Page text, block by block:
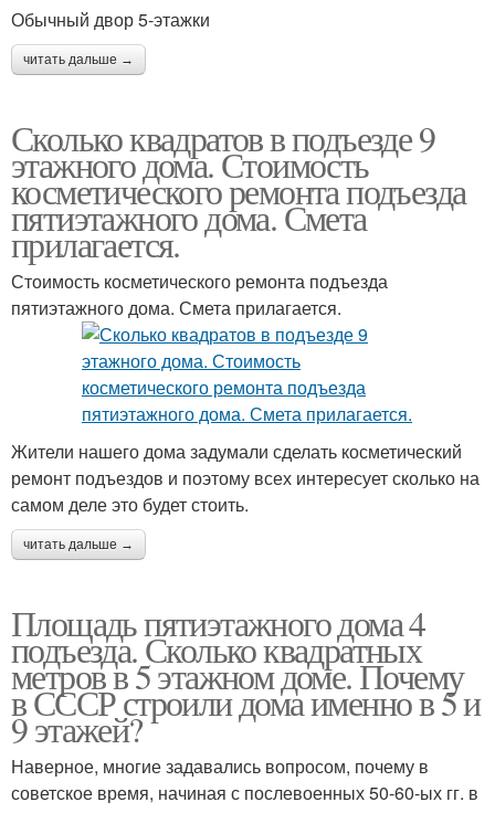
Обычный двор 5-этажки
читать дальше →
Сколько квадратов в подъезде 9
этажного дома. Стоимость
косметического ремонта подъезда
пятиэтажного дома. Смета
прилагается.
Стоимость косметического ремонта подъезда
пятиэтажного дома. Смета прилагается.
Жители нашего дома задумали сделать косметический
ремонт подъездов и поэтому всех интересует сколько на
самом деле это будет стоить.
читать дальше →
Площадь пятиэтажного дома 4
подъезда. Сколько квадратных
метров в 5 этажном доме. Почему
в СССР строили дома именно в 5 и
9 этажей?
Наверное, многие задавались вопросом, почему в
советское время, начиная с послевоенных 50-60-ых гг. в